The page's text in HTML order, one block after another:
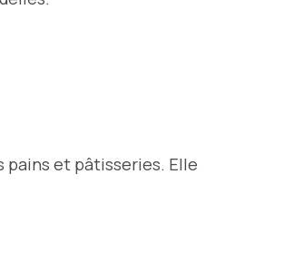
pains et pâtisseries. Elle